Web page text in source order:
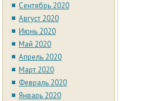
Сентябрь 2020
Август 2020
Июнь 2020
Май 2020
Апрель 2020
Март 2020
Февраль 2020
Январь 2020